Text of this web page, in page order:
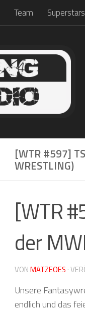
Team
[WTR #597]
WRESTLING)
[WTR
der
VONMATZEOES ·
Unsere
endlich und das